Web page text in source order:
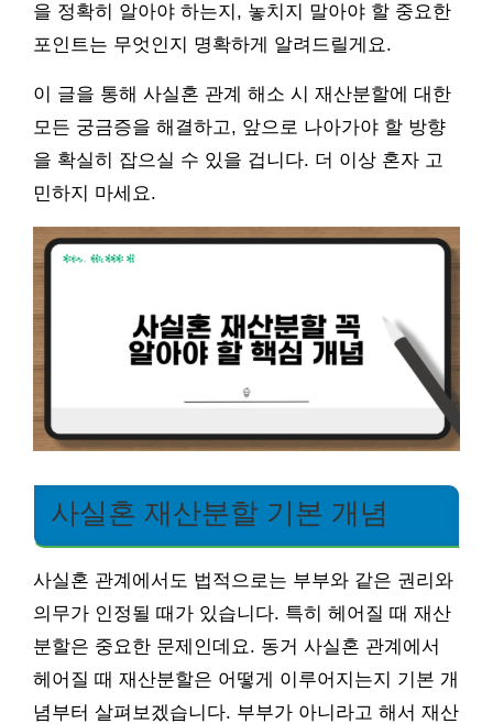
을 정확히 알아야 하는지, 놓치지 말아야 할 중요한
포인트는 무엇인지 명확하게 알려드릴게요.
이 글을 통해 사실혼 관계 해소 시 재산분할에 대한
모든 궁금증을 해결하고, 앞으로 나아가야 할 방향
을 확실히 잡으실 수 있을 겁니다. 더 이상 혼자 고
민하지 마세요.
사실혼 재산분할 기본 개념
사실혼 관계에서도 법적으로는 부부와 같은 권리와
의무가 인정될 때가 있습니다. 특히 헤어질 때 재산
분할은 중요한 문제인데요. 동거 사실혼 관계에서
헤어질 때 재산분할은 어떻게 이루어지는지 기본 개
념부터 살펴보겠습니다. 부부가 아니라고 해서 재산